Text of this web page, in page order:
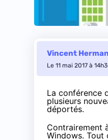
Vincent
Le 11 mai 2017 à
La conférence
plusieurs
déportés.
Contrairement
Windows. Tout